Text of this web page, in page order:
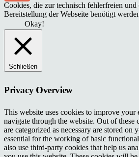
Cookies, die zur technisch fehlerfreien und
Bereitstellung der Webseite benötigt
Okay!
Schließen
Privacy Overview
This website uses cookies to improve your
navigate through the website. Out of these
are categorized as necessary are stored on
essential for the working of basic
also use third-party cookies that help us